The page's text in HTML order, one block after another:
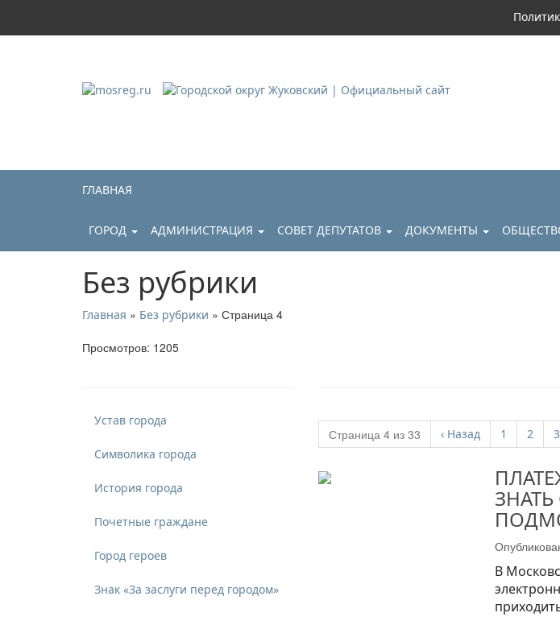
ГЛАВНАЯ
ГОРОД АДМИНИСТРАЦИЯ СОВЕТ ДЕПУТАТОВ ДОКУМЕНТЫ
Без рубрики
Главная » Без рубрики » Страница 4
Просмотров: 1205
Устав города
Символика города
История города
Почетные граждане
Город героев
Знак «За заслуги перед городом»
Страница 4 из 33 ‹Назад 1 2 3
В